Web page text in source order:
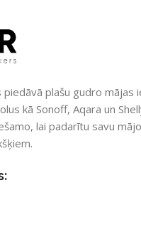
,
UZREIZ
SKAITS
plašu gudro mājas
kā Sonoff, Aqara un
lai padarītu savu